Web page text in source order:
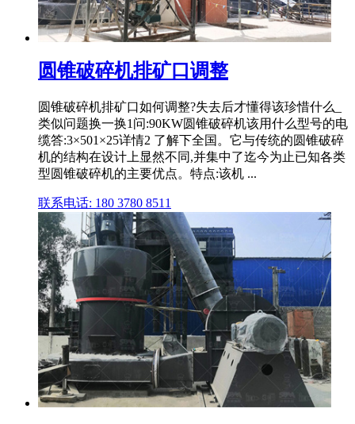
圆锥破碎机排矿口调整
圆锥破碎机排矿口如何调整?失去后才懂得该珍惜什么_
类似问题换一换1问:90KW圆锥破碎机该用什么型号的电
缆答:3×501×25详情2 了解下全国。它与传统的圆锥破碎
机的结构在设计上显然不同,并集中了迄今为止已知各类
型圆锥破碎机的主要优点。特点:该机 ...
联系电话: 180 3780 8511